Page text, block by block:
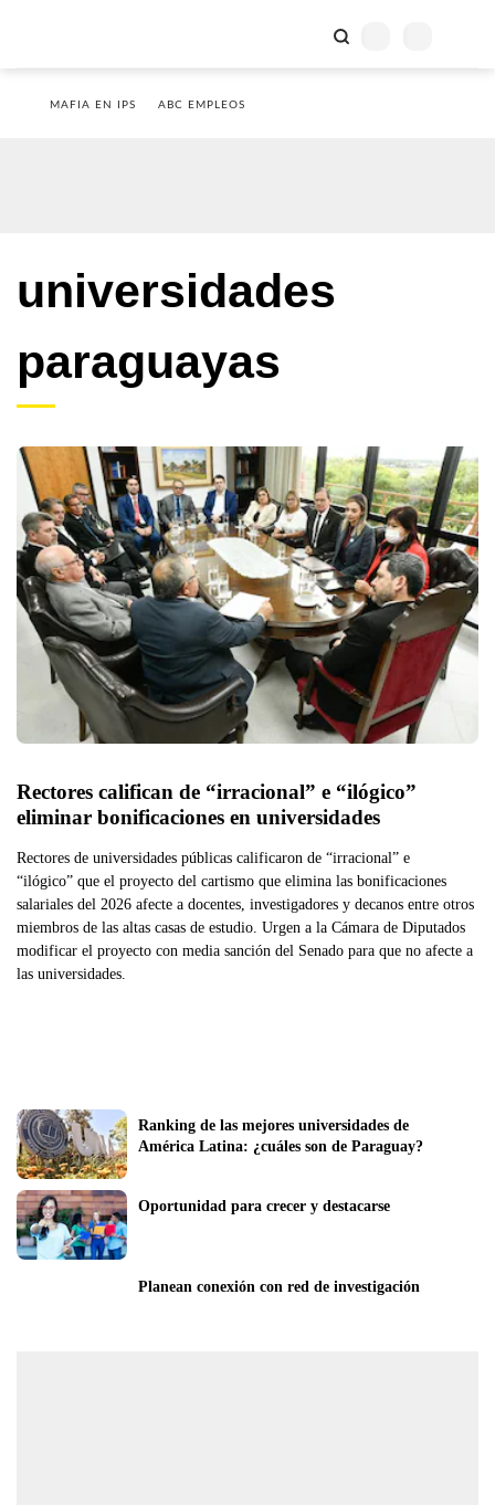
MAFIA EN IPS ABC EMPLEOS
universidades
paraguayas
Rectores califican de “irracional” e “ilógico”
eliminar bonificaciones en universidades
Rectores de universidades públicas calificaron de “irracional” e
“ilógico” que el proyecto del cartismo que elimina las bonificaciones
salariales del 2026 afecte a docentes, investigadores y decanos entre otros
miembros de las altas casas de estudio. Urgen a la Cámara de Diputados
modificar el proyecto con media sanción del Senado para que no afecte a
las universidades.
Ranking de las mejores universidades de
América Latina: ¿cuáles son de Paraguay?
Oportunidad para crecer y destacarse
Planean conexión con red de investigación